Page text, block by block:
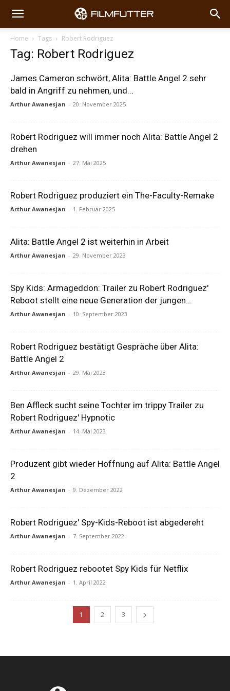
Home Tags Robert Rodriguez
Tag: Robert Rodriguez
James Cameron schwört, Alita: Battle Angel 2 sehr
bald in Angriff zu nehmen, und...
Arthur Awanesjan - 20. November 2025
Robert Rodriguez will immer noch Alita: Battle Angel 2
drehen
Arthur Awanesjan - 27. Mai 2025
Robert Rodriguez produziert ein The-Faculty-Remake
Arthur Awanesjan - 1. Februar 2025
Alita: Battle Angel 2 ist weiterhin in Arbeit
Arthur Awanesjan - 29. November 2023
Spy Kids: Armageddon: Trailer zu Robert Rodriguez'
Reboot stellt eine neue Generation der jungen...
Arthur Awanesjan - 10. September 2023
Robert Rodriguez bestätigt Gespräche über Alita:
Battle Angel 2
Arthur Awanesjan - 29. Mai 2023
Ben Affleck sucht seine Tochter im trippy Trailer zu
Robert Rodriguez' Hypnotic
Arthur Awanesjan - 14. Mai 2023
Produzent gibt wieder Hoffnung auf Alita: Battle Angel
2
Arthur Awanesjan - 9. Dezember 2022
Robert Rodriguez' Spy-Kids-Reboot ist abgedereht
Arthur Awanesjan - 7. September 2022
Robert Rodriguez rebootet Spy Kids für Netflix
Arthur Awanesjan - 1. April 2022
1 2 3